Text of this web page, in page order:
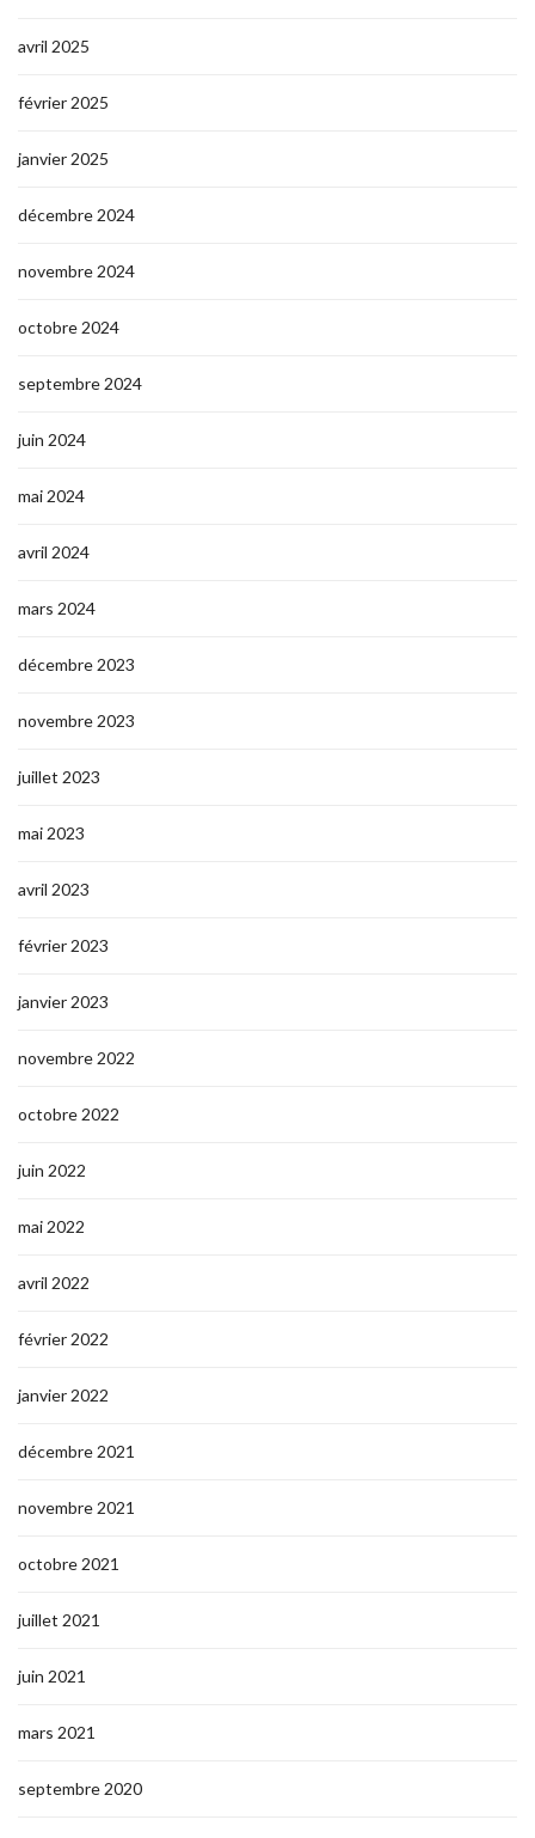
avril 2025
février 2025
janvier 2025
décembre 2024
novembre 2024
octobre 2024
septembre 2024
juin 2024
mai 2024
avril 2024
mars 2024
décembre 2023
novembre 2023
juillet 2023
mai 2023
avril 2023
février 2023
janvier 2023
novembre 2022
octobre 2022
juin 2022
mai 2022
avril 2022
février 2022
janvier 2022
décembre 2021
novembre 2021
octobre 2021
juillet 2021
juin 2021
mars 2021
septembre 2020